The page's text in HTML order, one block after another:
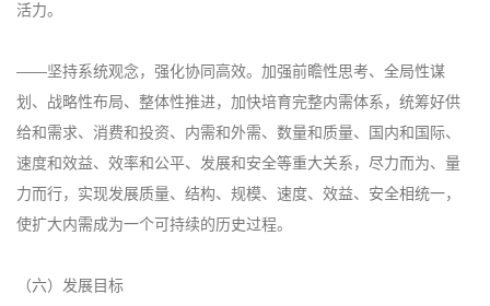
活力。
——坚持系统观念，强化协同高效。加强前瞻性思考、全局性谋
划、战略性布局、整体性推进，加快培育完整内需体系，统筹好供
给和需求、消费和投资、内需和外需、数量和质量、国内和国际、
速度和效益、效率和公平、发展和安全等重大关系，尽力而为、量
力而行，实现发展质量、结构、规模、速度、效益、安全相统一，
使扩大内需成为一个可持续的历史过程。
（六）发展目标